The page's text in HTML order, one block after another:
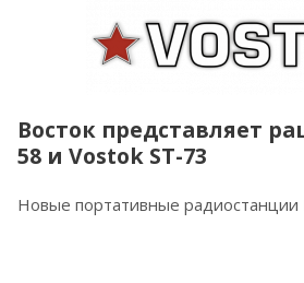
Восток представляет
58 и Vostok ST-73
Новые портативные радиостанции